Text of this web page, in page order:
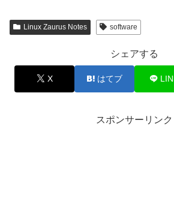
Linux Zaurus Notes software
シェアする
X はてブ
スポンサーリンク